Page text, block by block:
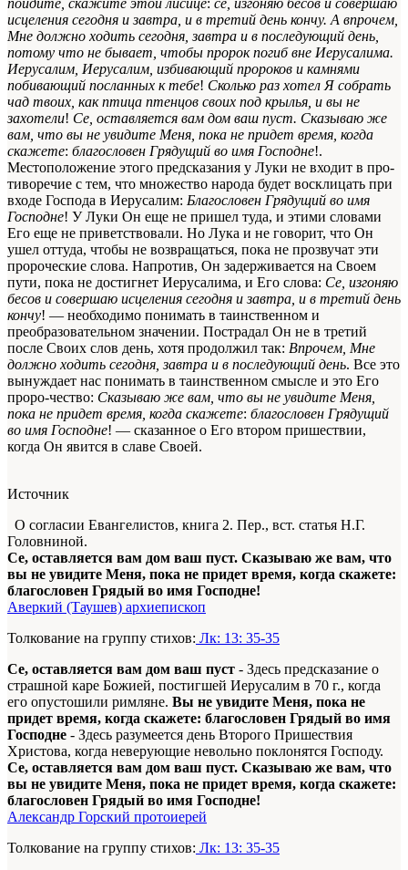
пойдите, скажите этой лисице: се, изгоняю бесов и совершаю
исцеления сегодня и завтра, и в третий день кончу. А впрочем,
Мне должно ходить сегодня, завтра и в последующий день,
потому что не бывает, чтобы пророк погиб вне Иерусалима.
Иерусалим, Иерусалим, избивающий пророков и камнями
побивающий посланных к тебе! Сколько раз хотел Я собрать
чад твоих, как птица птенцов своих под крылья, и вы не
захотели! Се, оставляется вам дом ваш пуст. Сказываю же
вам, что вы не увидите Меня, пока не придет время, когда
скажете: благословен Грядущий во имя Господне!.
Местоположение этого предсказания у Луки не входит в про-
тиворечие с тем, что множество народа будет восклицать при
входе Господа в Иерусалим: Благословен Грядущий во имя
Господне! У Луки Он еще не пришел туда, и этими словами
Его еще не приветствовали. Но Лука и не говорит, что Он
ушел оттуда, чтобы не возвращаться, пока не прозвучат эти
пророческие слова. Напротив, Он задерживается на Своем
пути, пока не достигнет Иерусалима, и Его слова: Се, изгоняю
бесов и совершаю исцеления сегодня и завтра, и в третий день
кончу! — необходимо понимать в таинственном и
преобразовательном значении. Пострадал Он не в третий
после Своих слов день, хотя продолжил так: Впрочем, Мне
должно ходить сегодня, завтра и в последующий день. Все это
вынуждает нас понимать в таинственном смысле и это Его
проро-чество: Сказываю же вам, что вы не увидите Меня,
пока не придет время, когда скажете: благословен Грядущий
во имя Господне! — сказанное о Его втором пришествии,
когда Он явится в славе Своей.
Источник
О согласии Евангелистов, книга 2. Пер., вст. статья Н.Г.
Головниной.
Се, оставляется вам дом ваш пуст. Сказываю же вам, что
вы не увидите Меня, пока не придет время, когда скажете:
благословен Грядый во имя Господне!
Аверкий (Таушев) архиепископ
Толкование на группу стихов: Лк: 13: 35-35
Се, оставляется вам дом ваш пуст - Здесь предсказание о
страшной каре Божией, постигшей Иерусалим в 70 г., когда
его опустошили римляне. Вы не увидите Меня, пока не
придет время, когда скажете: благословен Грядый во имя
Господне - Здесь разумеется день Второго Пришествия
Христова, когда неверующие невольно поклонятся Господу.
Се, оставляется вам дом ваш пуст. Сказываю же вам, что
вы не увидите Меня, пока не придет время, когда скажете:
благословен Грядый во имя Господне!
Александр Горский протоиерей
Толкование на группу стихов: Лк: 13: 35-35